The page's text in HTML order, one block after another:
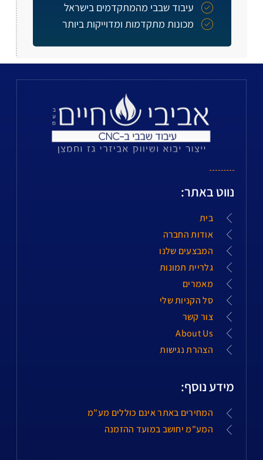
עיבוד שבבי מהמתקדמים בישראל
מכונות מתקדמות ומדוייקות ביותר
נווט באתר:
בית
אודות החברה
המבצעים שלנו
גלריית תמונות
מאמרים
סל הקניות שלי
צור קשר
About Us
הצהרת נגישות
מידע נוסף:
המחירים באתר אינם כוללים מע"מ
המע"מ יחושב במועד ההזמנה